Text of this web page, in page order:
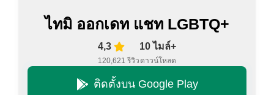
ไทมิ ออกเดท แชท LGBTQ+
4,3
120,621 รีวิว
10 ไมล์+
ดาวน์โหลด
ติดตั้งบน Google Play